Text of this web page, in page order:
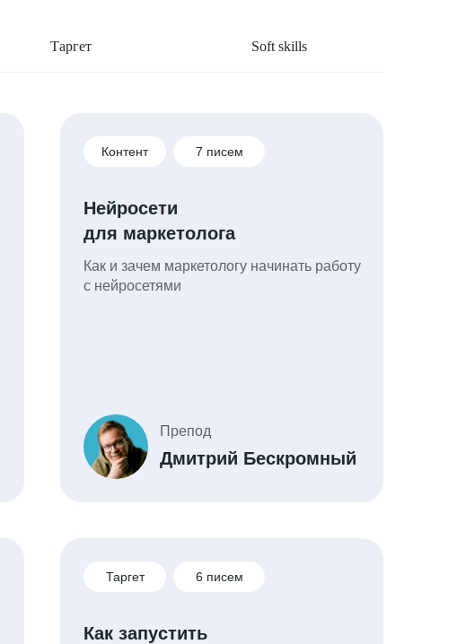
Таргет Soft skills
Нейросети
для маркетолога
Как и зачем маркетологу начинать работу
с нейросетями
Дмитрий Бескромный
Препод
Контент 7 писем
Как запустить
Таргет 6 писем